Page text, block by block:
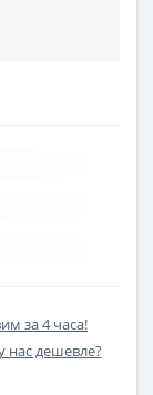
за 4 часа!
нас дешевле?